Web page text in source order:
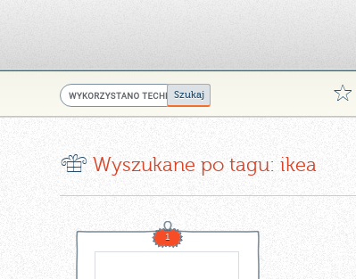
G
r Wyszukane po tagu: ikea
1